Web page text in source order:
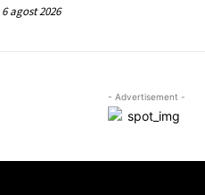
6 agost 2026
- Advertisement -